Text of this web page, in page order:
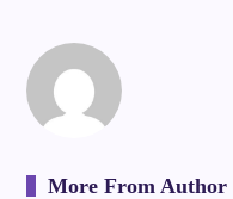
More From Author